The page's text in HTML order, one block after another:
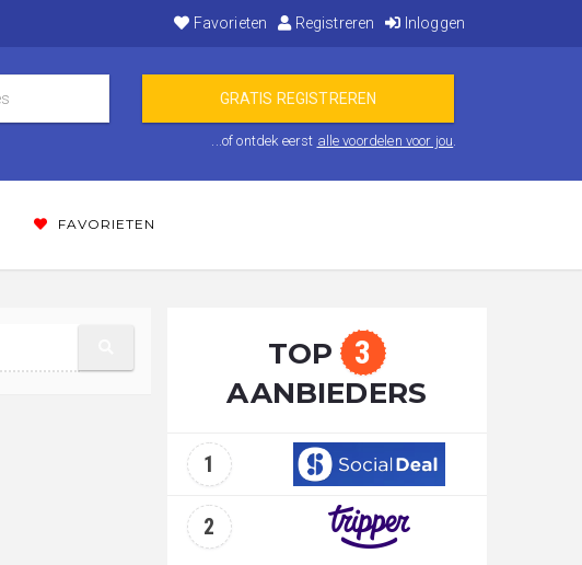
Favorieten Registreren Inloggen
...of ontdek eerst alle voordelen voor jou.
FAVORIETEN
TOP 3
AANBIEDERS
1
2